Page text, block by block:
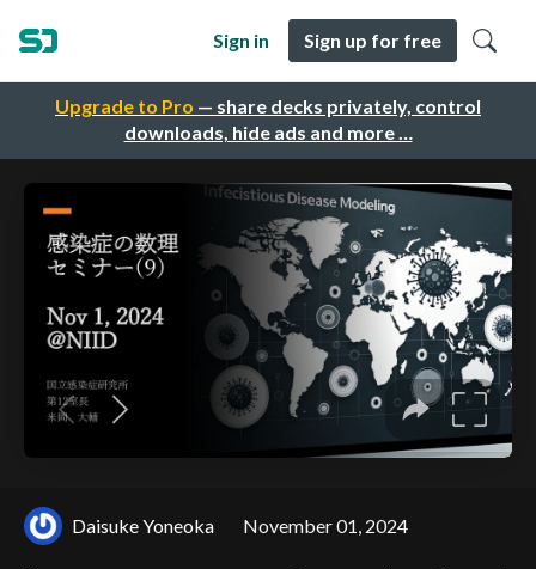
Upgrade to Pro — share decks privately, control
downloads, hide ads and more …
Sign in Sign up for free
Daisuke Yoneoka November 01, 2024